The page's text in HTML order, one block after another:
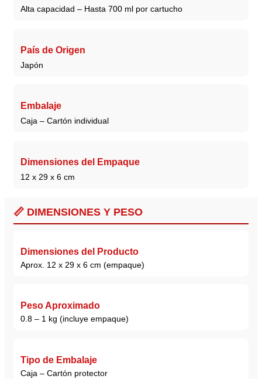
Alta capacidad – Hasta 700 ml por cartucho
País de Origen
Japón
Embalaje
Caja – Cartón individual
Dimensiones del Empaque
12 x 29 x 6 cm
📏 DIMENSIONES Y PESO
Dimensiones del Producto
Aprox. 12 x 29 x 6 cm (empaque)
Peso Aproximado
0.8 – 1 kg (incluye empaque)
Tipo de Embalaje
Caja – Cartón protector